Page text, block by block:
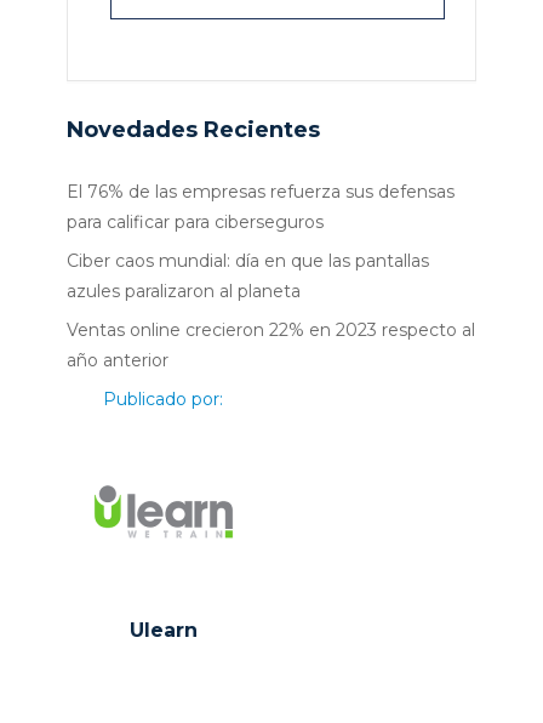
Novedades Recientes
El 76% de las empresas refuerza sus defensas
para calificar para ciberseguros
Ciber caos mundial: día en que las pantallas
azules paralizaron al planeta
Ventas online crecieron 22% en 2023 respecto al
año anterior
Publicado por:
Ulearn